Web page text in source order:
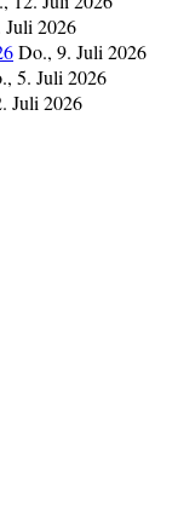
Juli 2026
Do., 9. Juli 2026
5. Juli 2026
Juli 2026